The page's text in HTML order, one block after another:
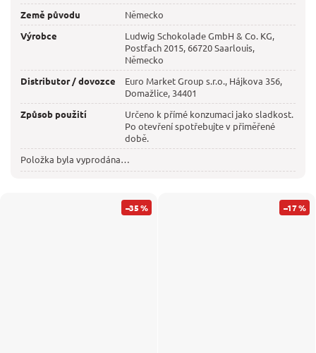
Země původu
Německo
Výrobce
Ludwig Schokolade GmbH & Co. KG,
Postfach 2015, 66720 Saarlouis,
Německo
Distributor / dovozce
Euro Market Group s.r.o., Hájkova 356,
Domažlice, 34401
Způsob použití
Určeno k přímé konzumaci jako sladkost.
Po otevření spotřebujte v přiměřené
době.
Položka byla vyprodána…
–35 % –17 %